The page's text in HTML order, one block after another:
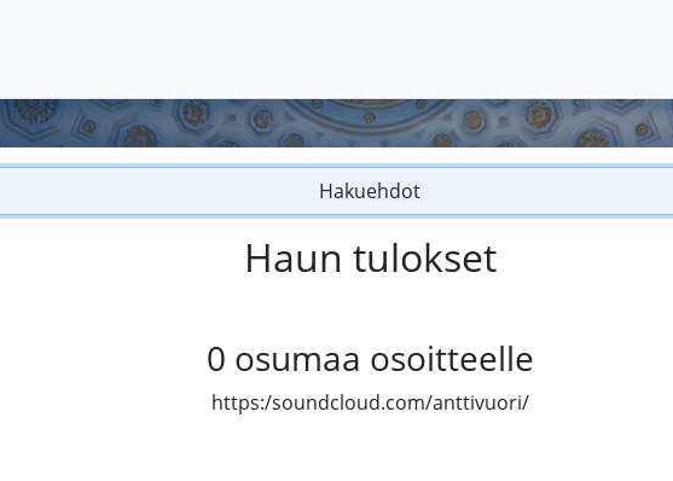
Hakuehdot
Haun tulokset
0 osumaa osoitteelle
https:/soundcloud.com/anttivuori/